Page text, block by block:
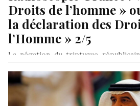
Droits de l’homme »
la déclaration des
l’Homme » 2/5
La négation du triptyque
nostalgie de grandeur. Le
Egalité, Fraternité) relève davantage…